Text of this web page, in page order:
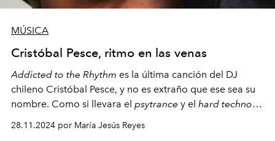
MÚSICA
Cristóbal Pesce, ritmo en las venas
Addicted to the Rhythm es la última canción del DJ
chileno Cristóbal Pesce, y no es extraño que ese sea su
nombre. Como si llevara el psytrance y el hard techno
que, por unas cuantas horas, los trasladan a otra
28.11.2024 por María Jesús Reyes